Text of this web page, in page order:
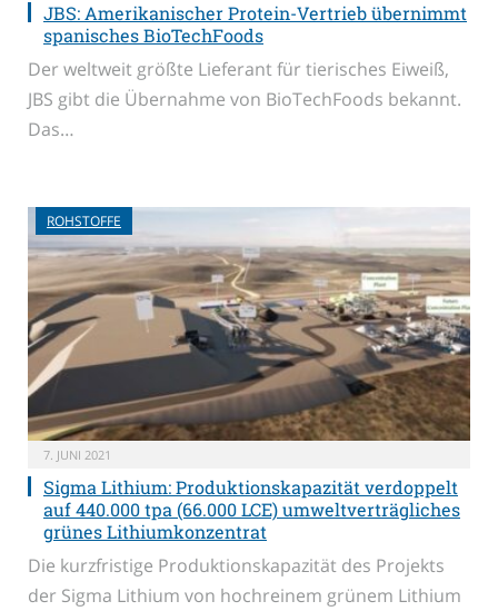
JBS: Amerikanischer Protein-Vertrieb übernimmt
spanisches BioTechFoods
Der weltweit größte Lieferant für tierisches Eiweiß,
JBS gibt die Übernahme von BioTechFoods bekannt.
Das…
ROHSTOFFE
7. JUNI 2021
Sigma Lithium: Produktionskapazität verdoppelt
auf 440.000 tpa (66.000 LCE) umweltverträgliches
grünes Lithiumkonzentrat
Die kurzfristige Produktionskapazität des Projekts
der Sigma Lithium von hochreinem grünem Lithium